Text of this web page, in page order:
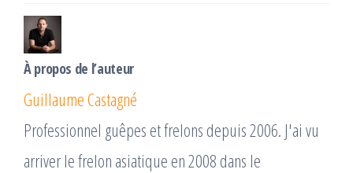
À propos de l’auteur
Guillaume Castagné
Professionnel guêpes et frelons depuis 2006. J'ai vu
arriver le frelon asiatique en 2008 dans le